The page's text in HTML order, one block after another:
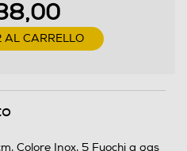
AL CARRELLO
Colore Inox, 5 Fuochi a gas